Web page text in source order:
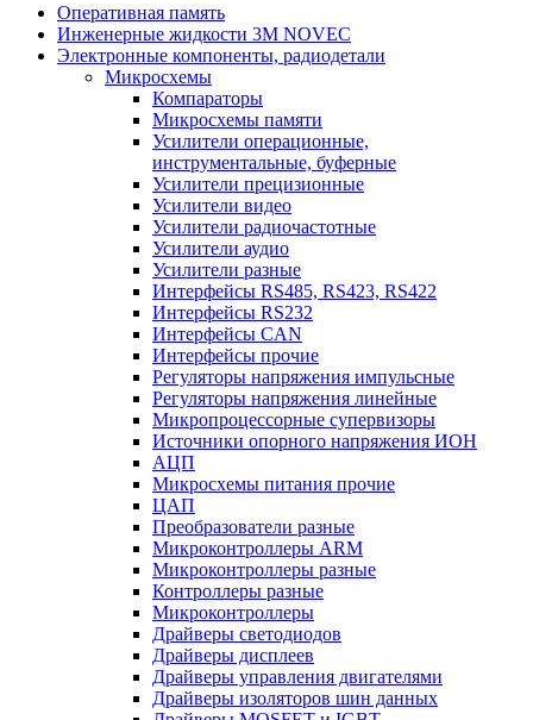
Оперативная память
Инженерные жидкости 3M NOVEC
Электронные компоненты, радиодетали
Микросхемы
Компараторы
Микросхемы памяти
Усилители операционные,
инструментальные, буферные
Усилители прецизионные
Усилители видео
Усилители радиочастотные
Усилители аудио
Усилители разные
Интерфейсы RS485, RS423, RS422
Интерфейсы RS232
Интерфейсы CAN
Интерфейсы прочие
Регуляторы напряжения импульсные
Регуляторы напряжения линейные
Микропроцессорные супервизоры
Источники опорного напряжения ИОН
АЦП
Микросхемы питания прочие
ЦАП
Преобразователи разные
Микроконтроллеры ARM
Микроконтроллеры разные
Контроллеры разные
Микроконтроллеры
Драйверы светодиодов
Драйверы дисплеев
Драйверы управления двигателями
Драйверы изоляторов шин данных